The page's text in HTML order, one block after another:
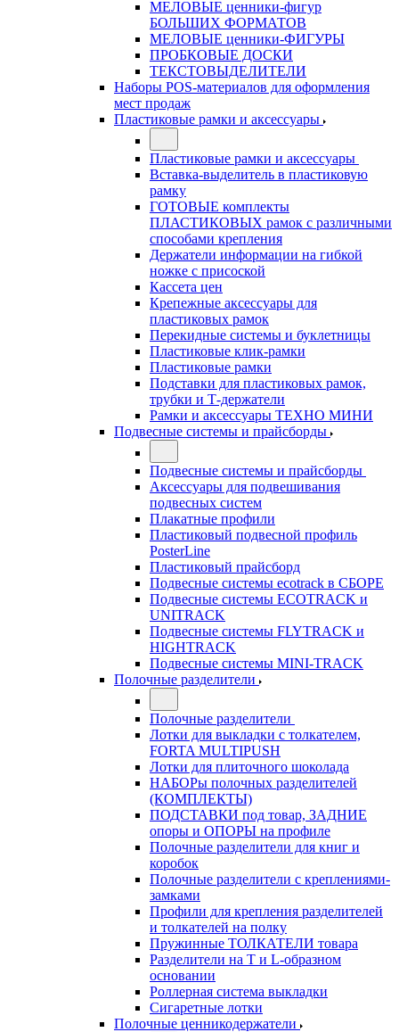
МЕЛОВЫЕ ценники-фигур
БОЛЬШИХ ФОРМАТОВ
МЕЛОВЫЕ ценники-ФИГУРЫ
ПРОБКОВЫЕ ДОСКИ
ТЕКСТОВЫДЕЛИТЕЛИ
Наборы POS-материалов для оформления
мест продаж
Пластиковые рамки и аксессуары
Пластиковые рамки и аксессуары
Вставка-выделитель в пластиковую
рамку
ГОТОВЫЕ комплекты
ПЛАСТИКОВЫХ рамок с различными
способами крепления
Держатели информации на гибкой
ножке с присоской
Кассета цен
Крепежные аксессуары для
пластиковых рамок
Перекидные системы и буклетницы
Пластиковые клик-рамки
Пластиковые рамки
Подставки для пластиковых рамок,
трубки и Т-держатели
Рамки и аксессуары ТЕХНО МИНИ
Подвесные системы и прайсборды
Подвесные системы и прайсборды
Аксессуары для подвешивания
подвесных систем
Плакатные профили
Пластиковый подвесной профиль
PosterLine
Пластиковый прайсборд
Подвесные системы ecotrack в СБОРЕ
Подвесные системы ECOTRACK и
UNITRACK
Подвесные системы FLYTRACK и
HIGHTRACK
Подвесные системы MINI-TRACK
Полочные разделители
Полочные разделители
Лотки для выкладки с толкателем,
FORTA MULTIPUSH
Лотки для плиточного шоколада
НАБОРы полочных разделителей
(КОМПЛЕКТЫ)
ПОДСТАВКИ под товар, ЗАДНИЕ
опоры и ОПОРЫ на профиле
Полочные разделители для книг и
коробок
Полочные разделители с креплениями-
замками
Профили для крепления разделителей
и толкателей на полку
Пружинные ТОЛКАТЕЛИ товара
Разделители на Т и L-образном
основании
Роллерная система выкладки
Сигаретные лотки
Полочные ценникодержатели